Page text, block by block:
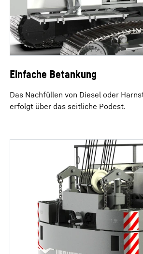
Einfache Betankung
Das Nachfüllen von Diesel oder
erfolgt über das seitliche Podest.